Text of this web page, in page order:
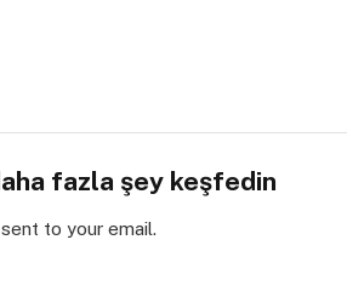
fazla şey keşfedin
to your email.